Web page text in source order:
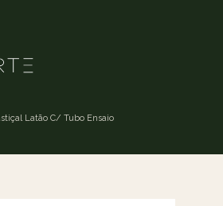
Latão C/ Tubo Ensaio